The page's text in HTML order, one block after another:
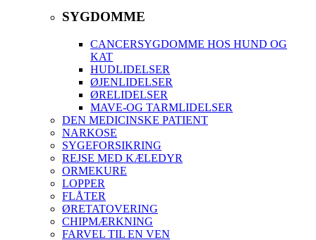
SYGDOMME
CANCERSYGDOMME HOS HUND OG
KAT
HUDLIDELSER
ØJENLIDELSER
ØRELIDELSER
MAVE-OG TARMLIDELSER
DEN MEDICINSKE PATIENT
NARKOSE
SYGEFORSIKRING
REJSE MED KÆLEDYR
ORMEKURE
LOPPER
FLÅTER
ØRETATOVERING
CHIPMÆRKNING
FARVEL TIL EN VEN